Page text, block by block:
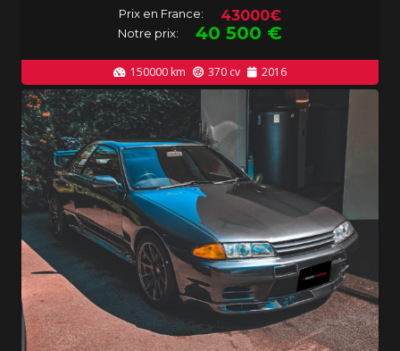
Prix en France: 43000€
Notre prix: 40 500 €
150000 km 370cv 2016